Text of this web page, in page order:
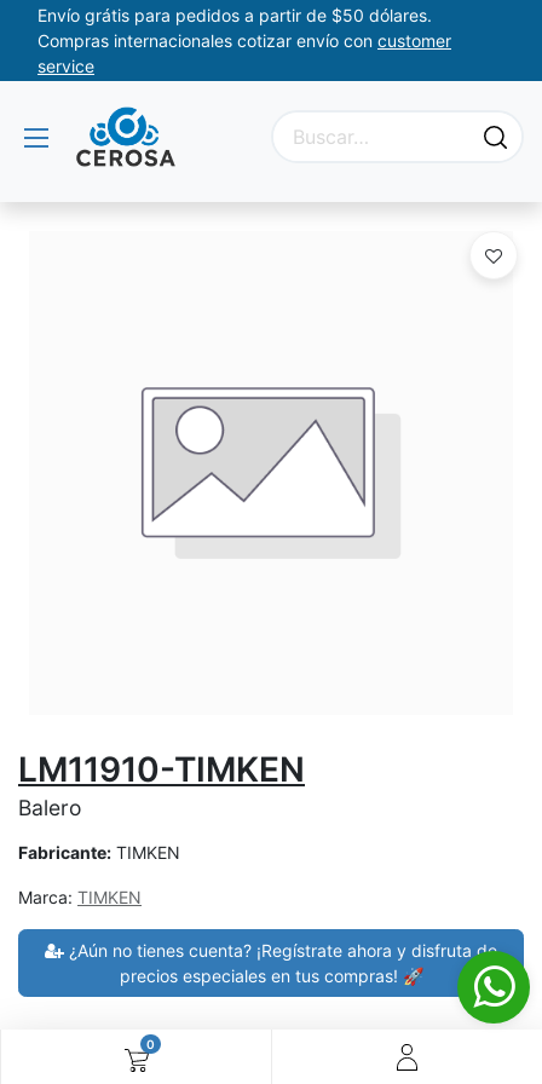
0
Envío grátis para pedidos a partir de $50 dólares.
Compras internacionales cotizar envío con customer
service
LM11910-TIMKEN
Balero
Fabricante: TIMKEN
Marca: TIMKEN
¿Aún no tienes cuenta? ¡Regístrate ahora y disfruta de
precios especiales en tus compras! 🚀
30 días de devolución